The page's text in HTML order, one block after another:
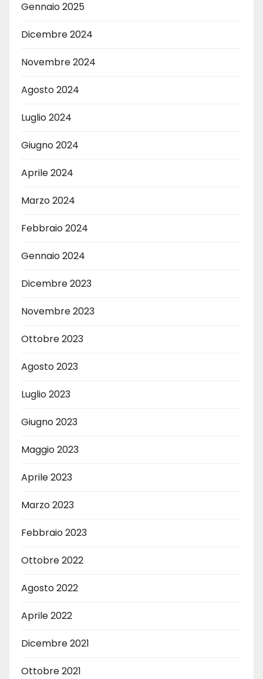
Gennaio 2025
Dicembre 2024
Novembre 2024
Agosto 2024
Luglio 2024
Giugno 2024
Aprile 2024
Marzo 2024
Febbraio 2024
Gennaio 2024
Dicembre 2023
Novembre 2023
Ottobre 2023
Agosto 2023
Luglio 2023
Giugno 2023
Maggio 2023
Aprile 2023
Marzo 2023
Febbraio 2023
Ottobre 2022
Agosto 2022
Aprile 2022
Dicembre 2021
Ottobre 2021